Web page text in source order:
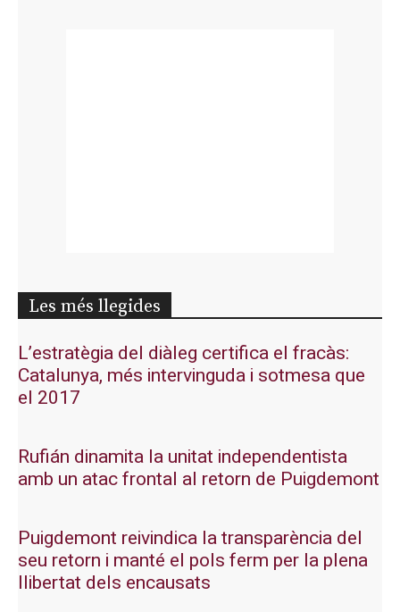
Les més llegides
L’estratègia del diàleg certifica el fracàs:
Catalunya, més intervinguda i sotmesa que
el 2017
Rufián dinamita la unitat independentista
amb un atac frontal al retorn de Puigdemont
Puigdemont reivindica la transparència del
seu retorn i manté el pols ferm per la plena
llibertat dels encausats